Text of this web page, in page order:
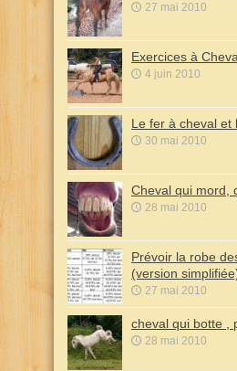
27 mai 2010
Exercices à
4 juin 2010
Le fer à cheval et
30 mai 2010
Cheval qui mord,
28 mai 2010
Prévoir la robe
(version
27 mai 2010
cheval qui botte ,
28 mai 2010